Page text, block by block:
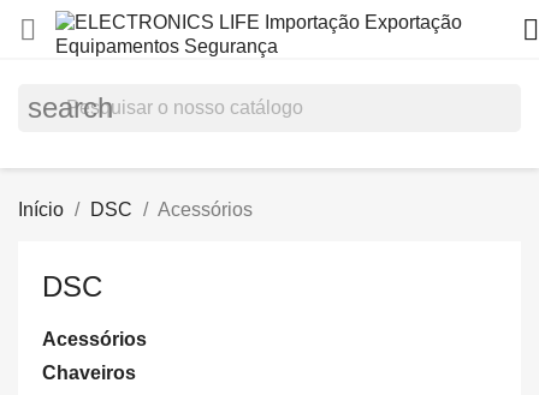
 
search
Início DSC Acessórios
DSC
Acessórios
Chaveiros